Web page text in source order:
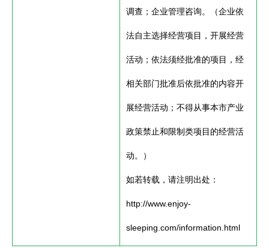
调查；企业管理咨询。（企业依
法自主选择经营项目，开展经营
活动；依法须经批准的项目，经
相关部门批准后依批准的内容开
展经营活动；不得从事本市产业
政策禁止和限制类项目的经营活
动。）
如若转载，请注明出处：
http://www.enjoy-
sleeping.com/information.html